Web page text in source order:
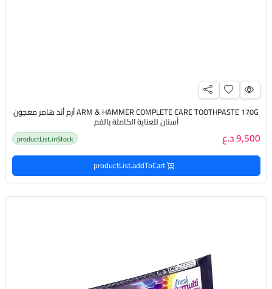
ARM & HAMMER COMPLETE CARE TOOTHPASTE 170G آرم أند هامر معجون
أسنان للعناية الكاملة بالفم
9,500 د.ع productList.inStock
productList.addToCart